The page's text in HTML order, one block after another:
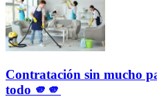
Contratación sin mucho
todo 🫵🫵